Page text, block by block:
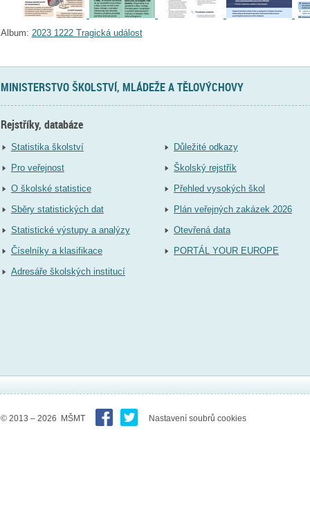
Album: 2023 1222 Tragická událost
MINISTERSTVO ŠKOLSTVÍ, MLÁDEŽE A TĚLOVÝCHOVY
Rejstříky, databáze
Statistika školství
Pro veřejnost
O školské statistice
Sběry statistických dat
Statistické výstupy a analýzy
Číselníky a klasifikace
Adresáře školských institucí
Důležité odkazy
Školský rejstřík
Přehled vysokých škol
Plán veřejných zakázek 2026
Otevřená data
PORTÁL YOUR EUROPE
© 2013 – 2026 MŠMT Nastavení soubrů cookies